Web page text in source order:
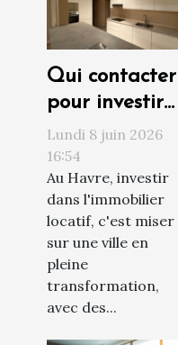
Qui contacter
pour investir
sereinement
au Havre ?
Lundi 8 juin 2026
16:54
Au Havre, investir
dans l'immobilier
locatif, c'est miser
sur une ville en
pleine
transformation,
avec des...